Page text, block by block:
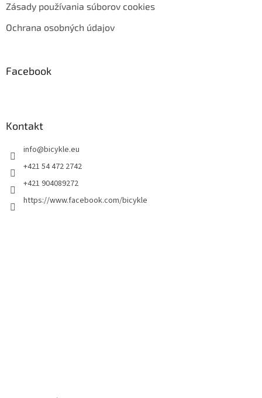
Zásady používania súborov cookies
Ochrana osobných údajov
Facebook
Kontakt
info@bicykle.eu
+421 54 472 2742
+421 904089272
https://www.facebook.com/bicykle